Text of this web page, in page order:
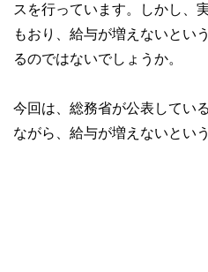
スを行っています。しかし、
もおり、給与が増えないとい
るのではないでしょうか。
今回は、総務省が公表してい
ながら、給与が増えないとい